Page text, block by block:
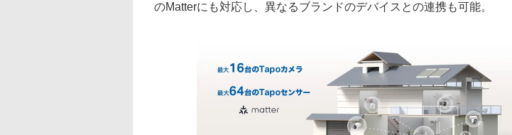
のMatterにも対応し、異なるブランドのデバイスとの連携も可能。